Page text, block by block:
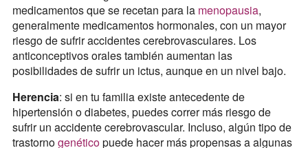
medicamentos que se recetan para la menopausia,
generalmente medicamentos hormonales, con un mayor
riesgo de sufrir accidentes cerebrovasculares. Los
anticonceptivos orales también aumentan las
posibilidades de sufrir un ictus, aunque en un nivel bajo.
Herencia: si en tu familia existe antecedente de
hipertensión o diabetes, puedes correr más riesgo de
sufrir un accidente cerebrovascular. Incluso, algún tipo de
trastornogenéticopuede hacer más propensas a algunas